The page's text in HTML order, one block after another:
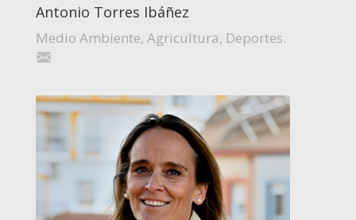
Antonio Torres Ibáñez
Medio Ambiente, Agricultura, Deportes.